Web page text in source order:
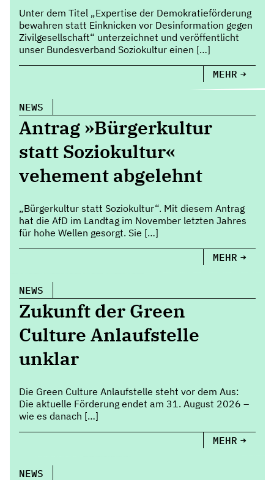
Unter dem Titel „Expertise der Demokratieförderung
bewahren statt Einknicken vor Desinformation gegen
Zivilgesellschaft“ unterzeichnet und veröffentlicht
unser Bundesverband Soziokultur einen […]
MEHR
NEWS
Antrag »Bürgerkultur
statt Soziokultur«
vehement abgelehnt
„Bürgerkultur statt Soziokultur“. Mit diesem Antrag
hat die AfD im Landtag im November letzten Jahres
für hohe Wellen gesorgt. Sie […]
MEHR
NEWS
Zukunft der Green
Culture Anlaufstelle
unklar
Die Green Culture Anlaufstelle steht vor dem Aus:
Die aktuelle Förderung endet am 31. August 2026 –
wie es danach […]
MEHR
NEWS